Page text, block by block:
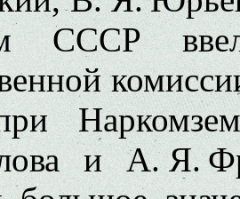
СССР
и А. Я.